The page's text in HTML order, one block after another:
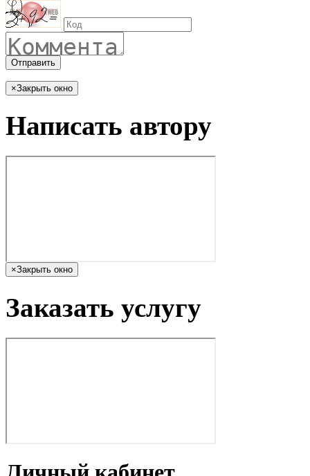
Отправить
×Закрыть окно
Написать автору
×Закрыть окно
Заказать услугу